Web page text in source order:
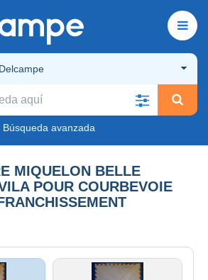
Búsqueda avanzada
MIQUELON BELLE
POUR COURBEVOIE